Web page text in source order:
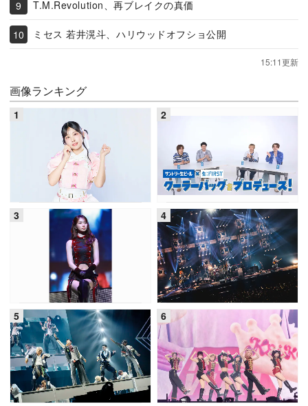
T.M.Revolution、再ブレイクの真価
ミセス 若井滉斗、ハリウッドオフショ公開
15:11更新
画像ランキング